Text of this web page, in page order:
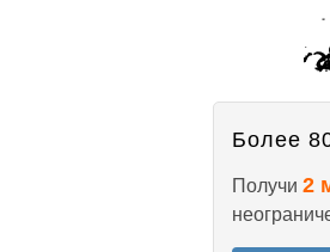
Более
Получи 2